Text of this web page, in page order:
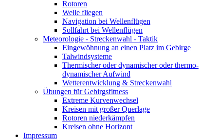
Rotoren
Welle fliegen
Navigation bei Wellenflügen
Sollfahrt bei Wellenflügen
Meteorologie - Streckenwahl - Taktik
Eingewöhnung an einen Platz im Gebirge
Talwindsysteme
Thermischer oder dynamischer oder thermo-
dynamischer Aufwind
Wetterentwicklung & Streckenwahl
Übungen für Gebirgsfitness
Extreme Kurvenwechsel
Kreisen mit großer Querlage
Rotoren niederkämpfen
Kreisen ohne Horizont
Impressum